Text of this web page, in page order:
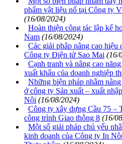
phẩm vật liệu nổ tại Công ty
(16/08/2024)
Hoàn thiện công tác lập kế
Nam (16/08/2024)
Các giải phâp nâng cao hiệu
Công ty Điện tử Sao Mai (16/
Cạnh tranh và nâng cao
xuất khẩu của doanh nghiệp
Những biện pháp nhằm
ở công ty Sản xuất – xuất
Nội (16/08/2024)
Công ty xây dựng Cầu 75 –
công trình Giao thông 8 (16/
Một số giải pháp chủ yếu
kinh doanh của Công ty In